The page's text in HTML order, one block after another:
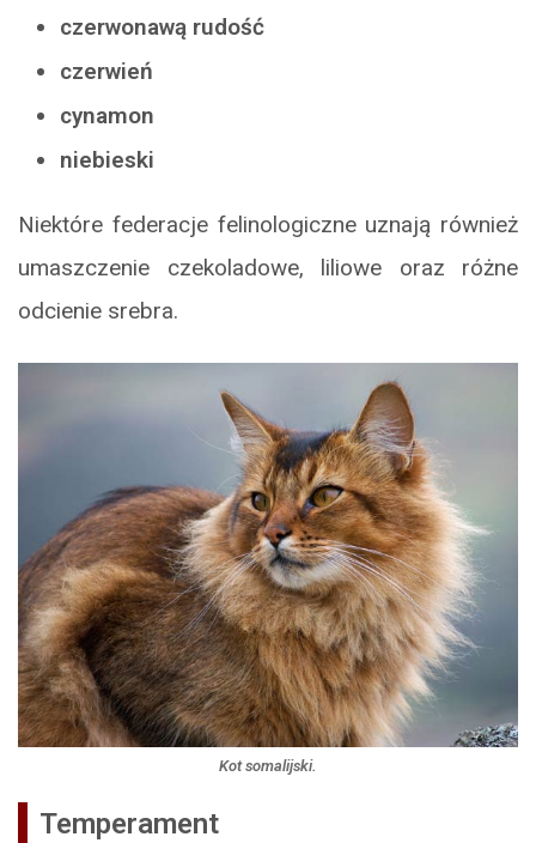
czerwonawą rudość
czerwień
cynamon
niebieski
Niektóre federacje felinologiczne uznają również
umaszczenie czekoladowe, liliowe oraz różne
odcienie srebra.
Kot somalijski.
Temperament